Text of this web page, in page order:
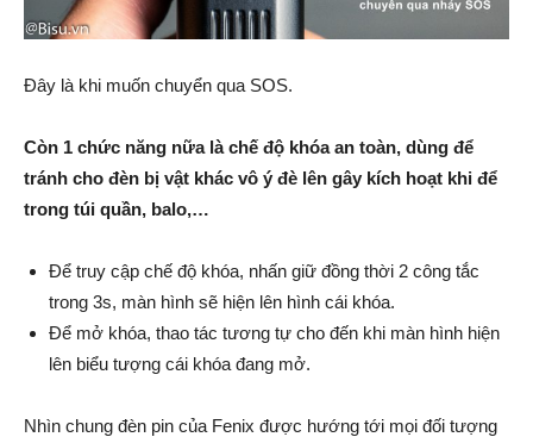
Đây là khi muốn chuyển qua SOS.
Còn 1 chức năng nữa là chế độ khóa an toàn, dùng để
tránh cho đèn bị vật khác vô ý đè lên gây kích hoạt khi để
trong túi quần, balo,…
Để truy cập chế độ khóa, nhấn giữ đồng thời 2 công tắc
trong 3s, màn hình sẽ hiện lên hình cái khóa.
Để mở khóa, thao tác tương tự cho đến khi màn hình hiện
lên biểu tượng cái khóa đang mở.
Nhìn chung đèn pin của Fenix được hướng tới mọi đối tượng